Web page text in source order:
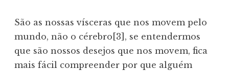
São as nossas vísceras que nos movem pelo
mundo, não o cérebro[3], se entendermos
que são nossos desejos que nos movem, fica
mais fácil compreender por que alguém